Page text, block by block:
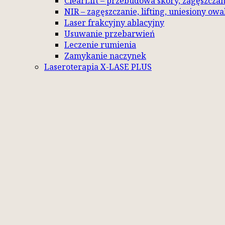
NIR – zagęszczanie, lifting, uniesiony
Laser frakcyjny ablacyjny
Usuwanie przebarwień
Leczenie rumienia
Zamykanie naczynek
Laseroterapia X-LASE PLUS